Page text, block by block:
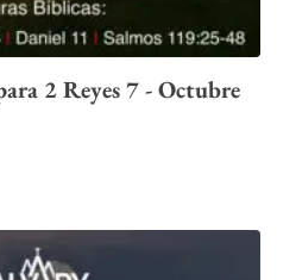
2 Reyes 7 - Octubre